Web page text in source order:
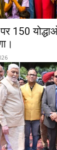
150